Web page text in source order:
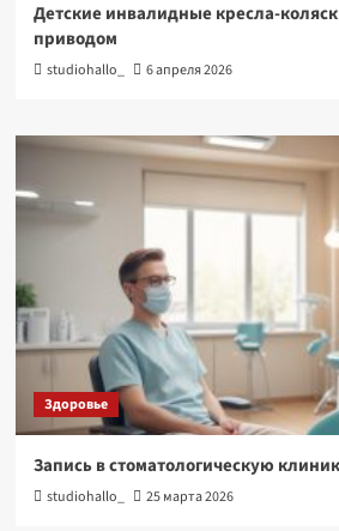
Детские инвалидные кресла-
приводом
studiohallo_ 6 апреля 2026
Здоровье
Запись в стоматологическую
studiohallo_ 25 марта 2026